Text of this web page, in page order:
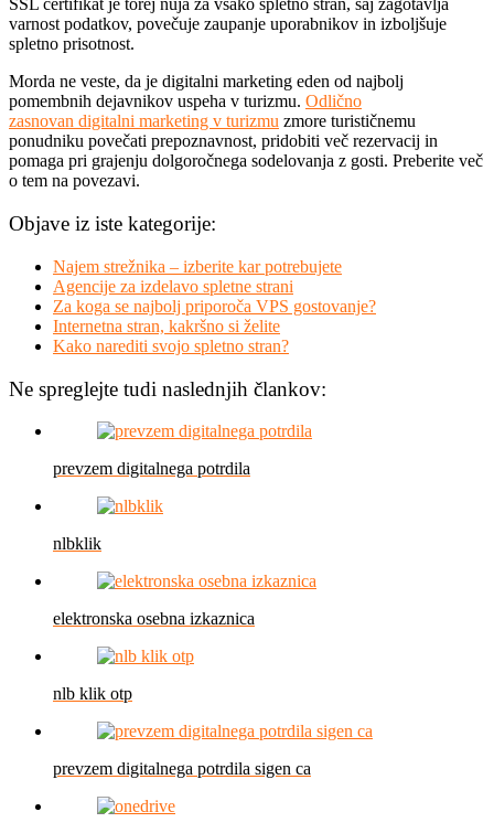
SSL certifikat je torej nuja za vsako spletno stran, saj zagotavlja
varnost podatkov, povečuje zaupanje uporabnikov in izboljšuje
spletno prisotnost.
Morda ne veste, da je digitalni marketing eden od najbolj
pomembnih dejavnikov uspeha v turizmu. Odlično
zasnovan digitalni marketing v turizmu zmore turističnemu
ponudniku povečati prepoznavnost, pridobiti več rezervacij in
pomaga pri grajenju dolgoročnega sodelovanja z gosti. Preberite več
o tem na povezavi.
Objave iz iste kategorije:
Najem strežnika – izberite kar potrebujete
Agencije za izdelavo spletne strani
Za koga se najbolj priporoča VPS gostovanje?
Internetna stran, kakršno si želite
Kako narediti svojo spletno stran?
Ne spreglejte tudi naslednjih člankov:
prevzem digitalnega potrdila
nlbklik
elektronska osebna izkaznica
nlb klik otp
prevzem digitalnega potrdila sigen ca